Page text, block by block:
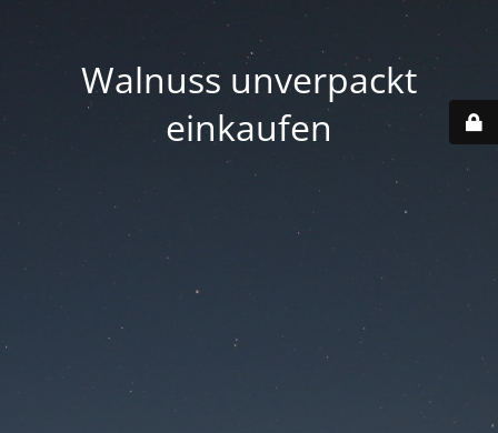
Walnuss unverpackt
einkaufen